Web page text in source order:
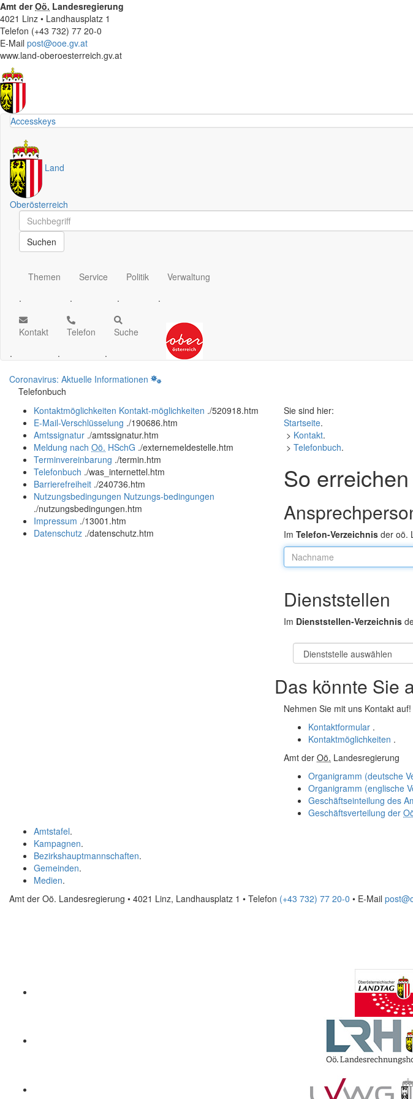
Amt derOö. Landesregierung
4021 Linz • Landhausplatz 1
Telefon (+43 732) 77 20-0
E-Mail post@ooe.gv.at
www.land-oberoesterreich.gv.at
Accesskeys
Land
Oberösterreich
Schnellsuche
Schnellsuche
Suchen
Themen
.
Service
.
Politik
.
Verwaltung
.
Kontakt
.
Telefon
.
Suche
.
Coronavirus: Aktuelle Informationen
Telefonbuch
Kontaktmöglichkeiten Kontakt-möglichkeiten ./520918.htm
E-Mail-Verschlüsselung ./190686.htm
Amtssignatur ./amtssignatur.htm
Meldung nach Oö. HSchG ./externemeldestelle.htm
Terminvereinbarung ./termin.htm
Telefonbuch ./was_internettel.htm
Barrierefreiheit ./240736.htm
Nutzungsbedingungen Nutzungs-bedingungen
./nutzungsbedingungen.htm
Impressum ./13001.htm
Datenschutz ./datenschutz.htm
Sie sind hier:
Startseite.
> Kontakt.
> Telefonbuch.
So
Im Telefon-Verzeichnis der oö.
Nachname:
Dienststellen
Im Dienststellen-Verzeichnis
Das könnte Sie
Nehmen Sie mit uns Kontakt auf!
Kontaktformular .
Kontaktmöglichkeiten .
Amt der Oö. Landesregierung
Organigramm (deutsche
Organigramm (englische
Geschäftseinteilung des
Geschäftsverteilung der
Amtstafel.
Kampagnen.
Bezirkshauptmannschaften.
Gemeinden.
Medien.
Amt der Oö. Landesregierung • 4021 Linz, Landhausplatz 1 • Telefon (+43 732) 77 20-0 • E-Mail